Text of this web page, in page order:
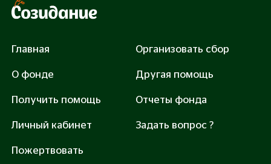
3 000 руб.
Закрыть сбор: 35700 руб.
Помочь
офертыи
данных
Главная
О фонде
Получить помощь
Личный кабинет
Пожертвовать
Организовать сбор
Другая помощь
Отчеты фонда
Задать вопрос ?